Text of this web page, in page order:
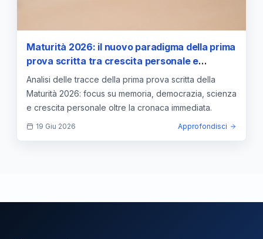
Maturità 2026: il nuovo paradigma della prima
prova scritta tra crescita personale e
consapevolezza civile
Analisi delle tracce della prima prova scritta della
Maturità 2026: focus su memoria, democrazia, scienza
e crescita personale oltre la cronaca immediata.
19 Giu 2026 Approfondisci